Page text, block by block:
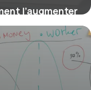
l’augmenter